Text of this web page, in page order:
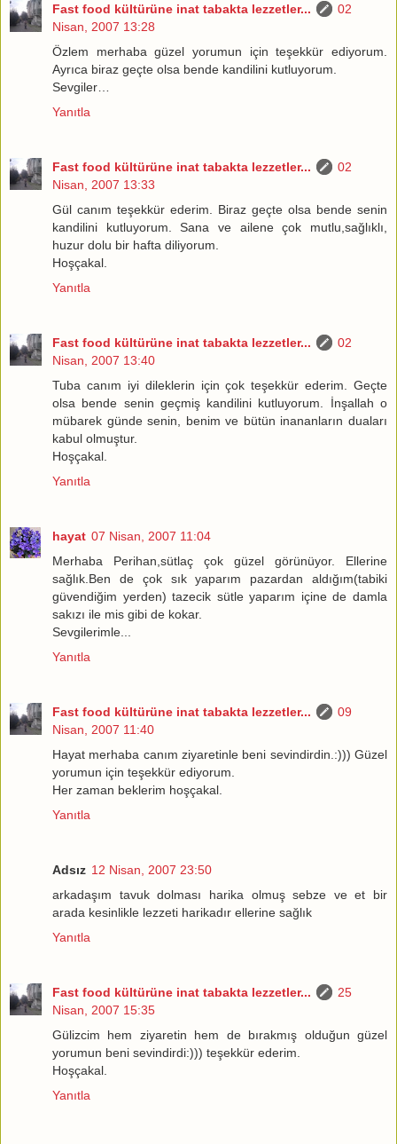
Fast food kültürüne inat tabakta lezzetler...
02
Nisan, 2007 13:28
Özlem merhaba güzel yorumun için teşekkür ediyorum.
Ayrıca biraz geçte olsa bende kandilini kutluyorum.
Sevgiler…
Yanıtla
Fast food kültürüne inat tabakta lezzetler...
02
Nisan, 2007 13:33
Gül canım teşekkür ederim. Biraz geçte olsa bende senin
kandilini kutluyorum. Sana ve ailene çok mutlu,sağlıklı,
huzur dolu bir hafta diliyorum.
Hoşçakal.
Yanıtla
Fast food kültürüne inat tabakta lezzetler...
02
Nisan, 2007 13:40
Tuba canım iyi dileklerin için çok teşekkür ederim. Geçte
olsa bende senin geçmiş kandilini kutluyorum. İnşallah o
mübarek günde senin, benim ve bütün inananların duaları
kabul olmuştur.
Hoşçakal.
Yanıtla
hayat 07 Nisan, 2007 11:04
Merhaba Perihan,sütlaç çok güzel görünüyor. Ellerine
sağlık.Ben de çok sık yaparım pazardan aldığım(tabiki
güvendiğim yerden) tazecik sütle yaparım içine de damla
sakızı ile mis gibi de kokar.
Sevgilerimle...
Yanıtla
Fast food kültürüne inat tabakta lezzetler...
09
Nisan, 2007 11:40
Hayat merhaba canım ziyaretinle beni sevindirdin.:))) Güzel
yorumun için teşekkür ediyorum.
Her zaman beklerim hoşçakal.
Yanıtla
Adsız 12 Nisan, 2007 23:50
arkadaşım tavuk dolması harika olmuş sebze ve et bir
arada kesinlikle lezzeti harikadır ellerine sağlık
Yanıtla
Fast food kültürüne inat tabakta lezzetler...
25
Nisan, 2007 15:35
Gülizcim hem ziyaretin hem de bırakmış olduğun güzel
yorumun beni sevindirdi:))) teşekkür ederim.
Hoşçakal.
Yanıtla